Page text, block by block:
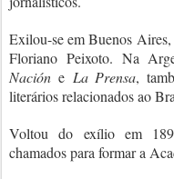
Exilou-se em Buenos
Floriano Peixoto. Na
Nación e La Prensa,
literários relacionados ao
Voltou do exílio em
chamados para formar a